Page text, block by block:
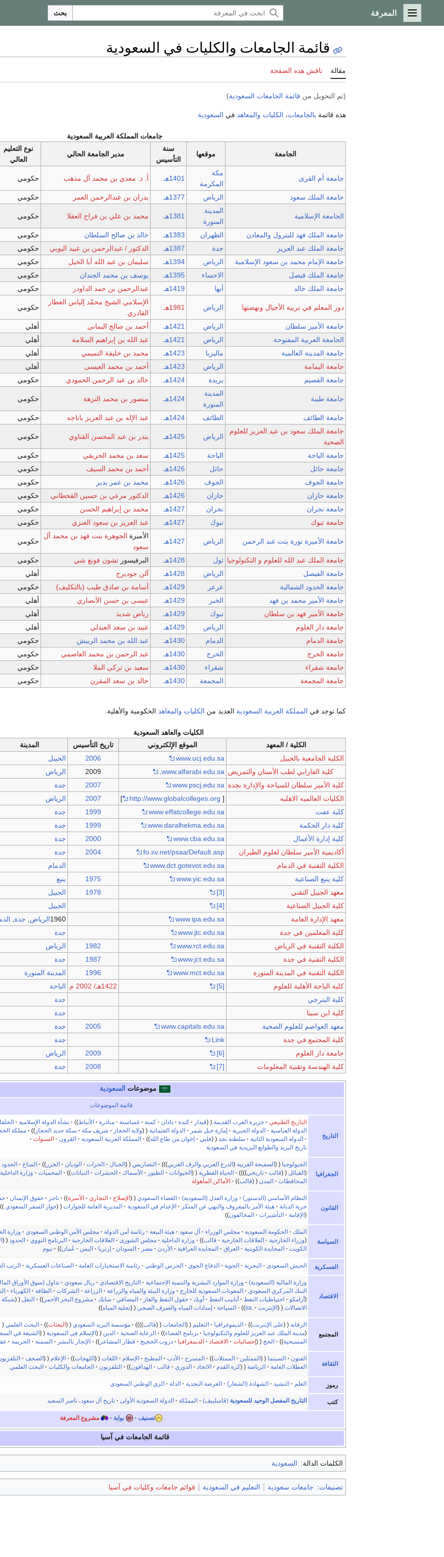
القائمة الرئيسية
المعرفة بحث
قائمة الجامعات والكليات في السعودية
مقالة ناقش هذه الصفحة
(تم التحويل من قائمة الجامعات السعودية)
هذه قائمة بالجامعات، الكليات والمعاهد في السعودية
جامعات المملكة العربية السعودية
الجامعة موقعها
سنة
التأسيس
مدير الجامعة الحالي
نوع التعليم
العالي
جامعة أم القرى
مكة
المكرمة
1401هـ أ. د. معدي بن محمد آل مذهب حكومي
جامعة الملك سعود الرياض 1377هـ بدران بن عبدالرحمن العمر حكومي
الجامعة الإسلامية
المدينة
المنورة
1381هـ محمد بن علي بن فراج العقلا حكومي
جامعة الملك فهد للبترول والمعادن الظهران 1383هـ خالد بن صالح السلطان حكومي
جامعة الملك عبد العزيز
جدة 1387هـ الدكتور / عبدالرحمن بن عبيد اليوبي حكومي
جامعة الإمام محمد بن سعود الإسلامية
الرياض 1394هـ سليمان بن عبد الله أبا الخيل حكومي
جامعة الملك فيصل
الاحساء 1395هـ يوسف بن محمد الجندان حكومي
جامعة الملك خالد
أبها 1419هـ عبدالرحمن بن حمد الداودر حكومي
دور المعلم في تربية الأجيال ونهضتها الرياض 1981هـ
الإسلامي الشيخ محمّد إلياس العطار
القادري
حكومي
جامعة الأمير سلطان الرياض 1421هـ أحمد بن صالح اليماني أهلي
الجامعة العربية المفتوحة
الرياض 1421هـ عبد الله بن إبراهيم السلامة أهلي
جامعة المدينة العالمية
ماليزيا 1423هـ محمد بن خليفة التميمي أهلي
جامعة اليمامة
الرياض 1423هـ أحمد بن محمد العيسى أهلي
جامعة القصيم
بريدة 1424هـ خالد بن عبد الرحمن الحمودي حكومي
جامعة طيبة
المدينة
المنورة
1424هـ منصور بن محمد النزهة حكومي
جامعة الطائف الطائف 1424هـ عبد الإله بن عبد العزيز باناجه حكومي
جامعة الملك سعود بن عبد العزيز للعلوم
الصحية
الرياض 1425هـ بندر بن عبد المحسن القناوي حكومي
جامعة الباحة الباحة 1425هـ سعد بن محمد الحريقي حكومي
جامعة حائل
حائل 1426هـ أحمد بن محمد السيف حكومي
جامعة الجوف
الجوف 1426هـ محمد بن عمر بدير حكومي
جامعة جازان
جازان 1426هـ الدكتور مرعي بن حسين القحطاني حكومي
جامعة نجران
نجران 1427هـ محمد بن إبراهيم الحسن حكومي
جامعة تبوك
تبوك 1427هـ عبد العزيز بن سعود العنزي حكومي
جامعة الأميرة نورة بنت عبد الرحمن الرياض 1427هـ
الأميرة الجوهرة بنت فهد بن محمد آل
سعود
حكومي
جامعة الملك عبد الله للعلوم و التكنولوجيا ثول 1428هـ البرفيسور تشون فونغ شي حكومي
جامعة الفيصل
الرياض 1428هـ آلن جوديرج أهلي
جامعة الحدود الشمالية
عرعر 1429هـ أسامة بن صادق طيب (بالتكليف) حكومي
جامعة الأمير محمد بن فهد
الخبر 1429هـ عيسى بن حسن الأنصاري أهلي
جامعة الأمير فهد بن سلطان
تبوك 1429هـ رياض شديد أهلي
جامعة دار العلوم
الرياض 1429هـ عبيد بن سعد العبدلي أهلي
جامعة الدمام
الدمام 1430هـ عبد الله بن محمد الربيش حكومي
جامعة الخرج
الخرج 1430هـ عبد الرحمن بن محمد العاصمي حكومي
جامعة شقراء
شقراء 1430هـ سعيد بن تركي الملا حكومي
جامعة المجمعة
المجمعة 1430هـ خالد بن سعد المقرن حكومي
كما توجد في المملكة العربية السعودية العديد من الكليات والمعاهد الحكومية والأهلية.
الكليات والعاهد السعودية
الكلية / المعهد
الموقع الإلكتروني تاريخ التأسيس
المدينة
الكلية الجامعية بالجبيل
www.ucj.edu.sa
2006
الجبيل
كلية الفارابي لطب الأسنان والتمريض www.alfarabi.edu.sa,
2009
الرياض
كلية الأمير سلطان للسياحة والإدارة بجدة www.pscj.edu.sa
2007
جدة
الكليات العالميه الاهليه
[
http://www.globalcolleges.org
]
2007
الرياض
كلية عفت
www.effatcollege.edu.sa
1999
جدة
كلية دار الحكمة
www.daralhekma.edu.sa
1999
جدة
كلية إدارة الأعمال
www.cba.edu.sa
2000
جدة
أكاديمية الأمير سلطان لعلوم الطيران
fo.sv.net/psaa/Default.asp
2004
جدة
الكلية التقنية في الدمام
www.dct.gotevot.edu.sa
الدمام
كلية ينبع الصناعية
www.yic.edu.sa
1975
ينبع
معهد الجبيل التقني
[3]
1978
الجبيل
كلية الجبيل الصناعية
[4]
الجبيل
معهد الإدارة العامة
www.ipa.edu.sa
1960الرياض جدة
كلية المعلمين في جدة
www.jtc.edu.sa
جدة
الكلية التقنية في الرياض
www.rct.edu.sa
1982
الرياض
الكلية التقنية في جدة
www.jct.edu.sa
1987
جدة
الكلية التقنية في المدينة المنورة
www.mct.edu.sa
1996
المدينة المنورة
كلية الباحة الأهلية للعلوم
[5] 1422هـ/ 2002 م
الباحة
كلية البترجي
جدة
كلية ابن سينا
جدة
معهد العواصم للعلوم الصحية
www.capitals.edu.sa
2005
جدة
كلية المجتمع في جدة
Link
جدة
جامعة دار العلوم
[6]
2009
الرياض
كلية الهندسة وتقنية المعلومات
[7]
2008 جدة
موضوعات السعودية
قائمة الموضوعات
التاريخ
التاريخ الطبيعي جزيرة العرب القديمة قيدار كندة دادان كمنة غساسنة مناذرة الأنباط نشأة الدولة الإسلامية
الدولة العباسية
الدولة الجبرية إمارة جبل شمر الدولة العثمانية ولاية الحجاز شريف مكة سكة حديد الحجاز مملكة
الدولة السعودية الثانية
سلطنة نجد فلبي إخوان من طاع الله المملكة العربية السعودية القرون
السنوات
تاريخ البريد والطوابع البريدية في السعودية
الجغرافيا
الجيولوجيا الصفيحة العربية (الدرع العربي والرف العربي) التضاريس الجبال الحرات الوديان الجزر المناخ الحدود
القبائل
قالب تاريخي الحياة الفطرية الحيوانات الطيور الأسماك الحشرات النباتات المحميات وزارة الداخلية
المحافظات
المدن قالب الأماكن المأهولة
القانون
النظام الأساسي (الدستور) وزارة العدل (السعودية) القضاء السعودي الإصلاح التجاري الأسرة ناجز حقوق الإنسان
حرية الديانة
هيئة الأمر بالمعروف والنهي عن المنكر الإعدام في السعودية المديرية العامة للجوازات جواز السفر السعودي
الإقامة
التأشيرات المخالفون
السياسة
الملك الحكومة السعودية مجلس الوزراء آل سعود هيئة البيعة رئاسة أمن الدولة مجلس الأمن الوطني السعودي
وزارة
وزراء الخارجية
العلاقات الخارجية قالب وزارة الداخلية مجلس الشورى العلاقات الخارجية البرنامج النووي الحدود
الكويت
المحايدة الكويتية العراق المحايدة العراقية الأردن مصر السودان إرتريا اليمن عُمان نيوم
العسكرية الجيش السعودي البحرية الجوية الدفاع الجوي الحرس الوطني رئاسة الاستخبارات العامة الصناعات العسكرية الرتب
الاقتصاد
وزارة المالية (السعودية) وزارة الموارد البشرية والتنمية الاجتماعية التاريخ الاقتصادي ريال سعودي
تداول (سوق الأوراق
البنك المركزي السعودي
المعونات السعودية للخارج وزارة البيئة والمياه والزراعة الزراعة الشركات الطاقة الكهرباء
أرامكو
احتياطيات النفط أنابيب النفط أوبك حقول النفط والغاز المصافي سابك مشروع البحر الأحمر النقل شبكة
الاتصالات
الإنترنت السياحة إمدادات المياه والصرف الصحي تحلية المياه
المجتمع
الرقابة على الإنترنت الديموغرافيا التعليم الجامعات قالب مؤسسة البريد السعودي البعثات
البحث العلمي
مدينة الملك عبد العزيز للعلوم والتكنولوجيا
برنامج الفضاء الرعاية الصحية الدين الإسلام في السعودية الشيعة في
المسيحية
الحج إحصائيات الاقتصاد الديمغرافيا دروب الحجيج قطار المشاعر الإتجار بالبشر السمنة الجريمة
الثقافة
الفنون السينما الممثلين الممثلات المسرح الأدب المطبخ الإسلام اللغات اللهجات الإعلام الصحف
العطلات العامة
الرياضة كرة القدم الاتحاد الدوري قالب الهدافون التلفزيون الجامعات والكليات البحث العلمي
رموز العلم النشيد الشهادة (الشعار) العرضة النجدية الدلة الزي الوطني السعودي
كتب التاريخ المفصل الوحيد للسعودية (ڤاسلييڤ) المملكة الدولة السعودية الأولى تاريخ آل سعود، ناصر السعيد
تصنيف بوابة مشروع المعرفة
قائمة الجامعات في آسيا
الكلمات الدالة: السعودية
تصنيفات: جامعات سعودية التعليم في السعودية قوائم جامعات وكليات في آسيا